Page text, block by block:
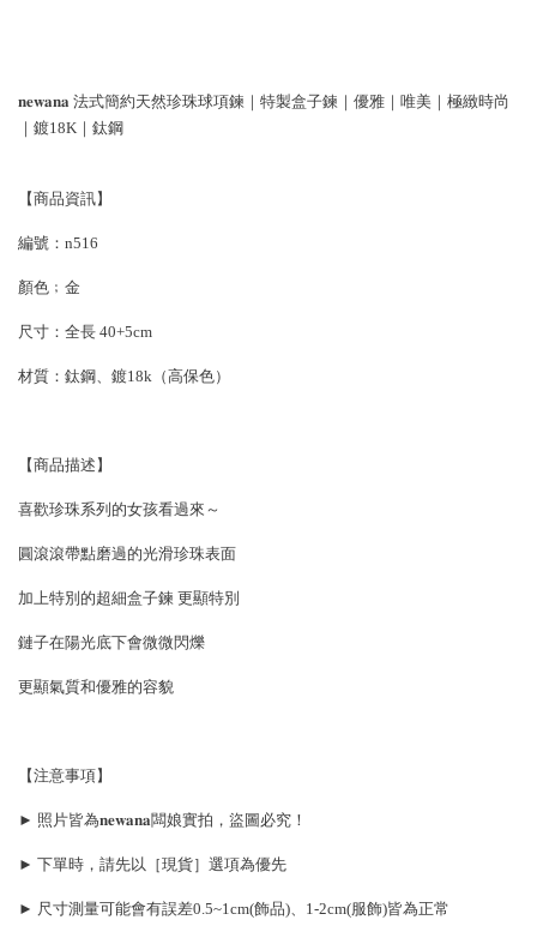
𝐧𝐞𝐰𝐚𝐧𝐚 法式簡約天然珍珠球項鍊｜特製盒子鍊｜優雅｜唯美｜極緻時尚
｜鍍18K｜鈦鋼
【商品資訊】
編號：n516
顏色﹔金
尺寸：全長 40+5cm
材質：鈦鋼、鍍18k（高保色）
【商品描述】
喜歡珍珠系列的女孩看過來～
圓滾滾帶點磨過的光滑珍珠表面
加上特別的超細盒子鍊 更顯特別
鏈子在陽光底下會微微閃爍
更顯氣質和優雅的容貌
【注意事項】
► 照片皆為𝐧𝐞𝐰𝐚𝐧𝐚闆娘實拍，盜圖必究！
► 下單時，請先以［現貨］選項為優先
► 尺寸測量可能會有誤差0.5~1cm(飾品)、1-2cm(服飾)皆為正常